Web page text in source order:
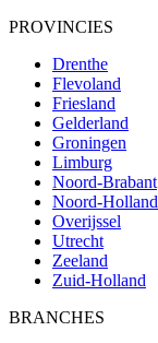
PROVINCIES
Drenthe
Flevoland
Friesland
Gelderland
Groningen
Limburg
Noord-Brabant
Noord-Holland
Overijssel
Utrecht
Zeeland
Zuid-Holland
BRANCHES